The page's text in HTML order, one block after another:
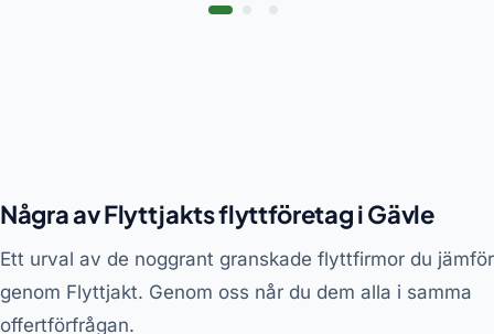
Några av Flyttjakts flyttföretag i Gävle
Ett urval av de noggrant granskade flyttfirmor du jämför
genom Flyttjakt. Genom oss når du dem alla i samma
offertförfrågan.